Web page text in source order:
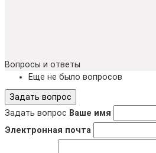
Вопросы и ответы
Еще не было вопросов
Задать вопрос
Задать вопрос Ваше имя
Электронная почта